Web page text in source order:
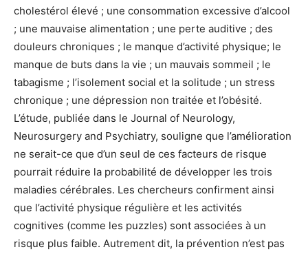
cholestérol élevé ; une consommation excessive d’alcool
; une mauvaise alimentation ; une perte auditive ; des
douleurs chroniques ; le manque d’activité physique; le
manque de buts dans la vie ; un mauvais sommeil ; le
tabagisme ; l’isolement social et la solitude ; un stress
chronique ; une dépression non traitée et l’obésité.
L’étude, publiée dans le Journal of Neurology,
Neurosurgery and Psychiatry, souligne que l’amélioration
ne serait-ce que d’un seul de ces facteurs de risque
pourrait réduire la probabilité de développer les trois
maladies cérébrales. Les chercheurs confirment ainsi
que l’activité physique régulière et les activités
cognitives (comme les puzzles) sont associées à un
risque plus faible. Autrement dit, la prévention n’est pas